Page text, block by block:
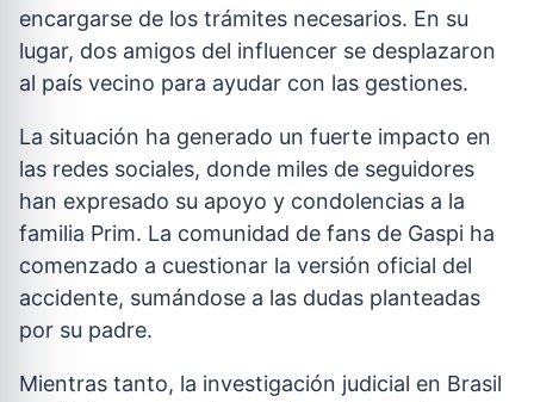
encargarse de los trámites necesarios. En su
lugar, dos amigos del influencer se desplazaron
al país vecino para ayudar con las gestiones.
La situación ha generado un fuerte impacto en
las redes sociales, donde miles de seguidores
han expresado su apoyo y condolencias a la
familia Prim. La comunidad de fans de Gaspi ha
comenzado a cuestionar la versión oficial del
accidente, sumándose a las dudas planteadas
por su padre.
Mientras tanto, la investigación judicial en Brasil